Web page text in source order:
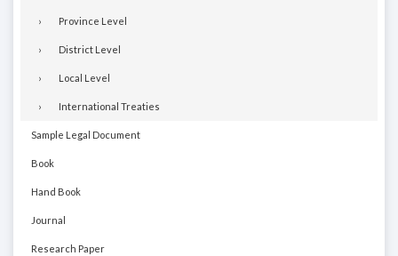
Province Level
District Level
Local Level
International Treaties
Sample Legal Document
Book
Hand Book
Journal
Research Paper